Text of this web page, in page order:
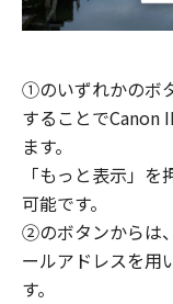
①のいずれかのボ
することでCanon
ます。
「もっと表示」
可能です。
②のボタンからは
ールアドレスを用
す。